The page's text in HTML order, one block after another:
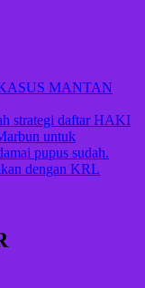
MANTAN
strategi daftar HAKI
untuk
pupus sudah.
dengan KRL